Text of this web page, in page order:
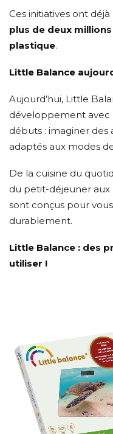
Ces initiatives ont
plus de deux
plastique.
Little Balance
Aujourd’hui, Little
développement avec
débuts : imaginer des
adaptés aux modes
De la cuisine du
du petit-déjeuner aux
sont conçus pour
durablement.
Little Balance : des
utiliser !